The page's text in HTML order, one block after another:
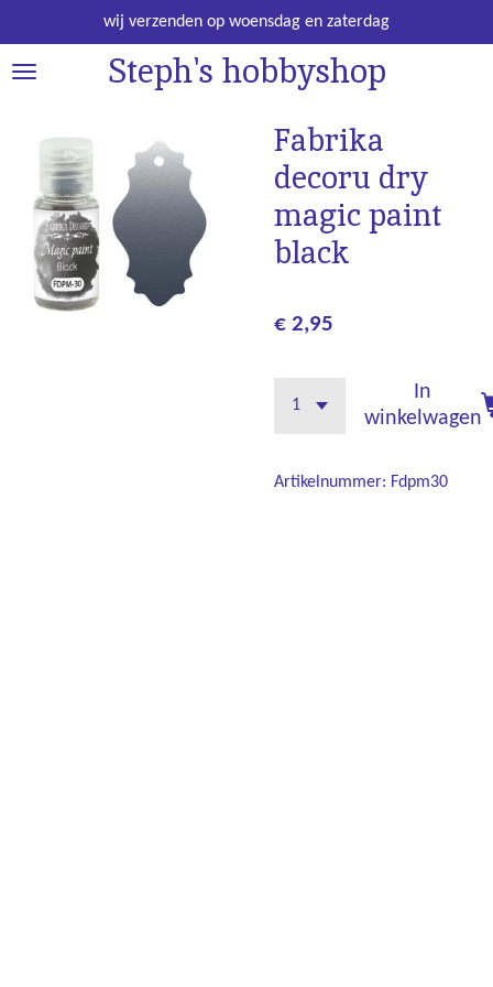
direct
naar
Steph's hobbyshop
wij verzenden op woensdag en zaterdag
Fabrika
decoru dry
magic paint
black
€ 2,95
In
winkelwagen
Artikelnummer: Fdpm30